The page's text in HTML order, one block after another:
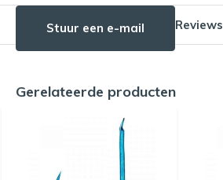
Stuur een e-mail Reviews
Gerelateerde producten